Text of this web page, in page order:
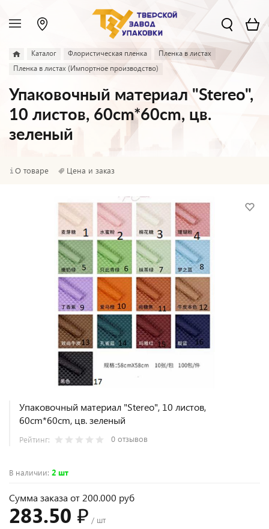
Каталог Флористическая пленка
Пленка в листах
Пленка в листах (Импортное производство)
Упаковочный материал "Stereo",
10 листов, 60cm*60cm, цв.
зеленый
О товаре Цена и заказ
Упаковочный материал "Stereo", 10 листов,
60cm*60cm, цв. зеленый
Рейтинг: 0 отзывов
В наличии: 2 шт
Сумма заказа от 200.000 руб
283.50 ₽ / шт